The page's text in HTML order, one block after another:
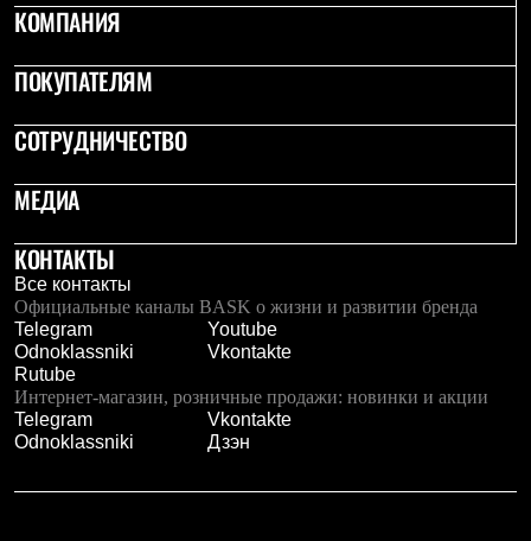
КОМПАНИЯ
ПОКУПАТЕЛЯМ
СОТРУДНИЧЕСТВО
МЕДИА
КОНТАКТЫ
Все контакты
Официальные каналы BASK о жизни и развитии бренда
Telegram
Youtube
Odnoklassniki
Vkontakte
Rutube
Интернет-магазин, розничные продажи: новинки и акции
Telegram
Vkontakte
Odnoklassniki
Дзэн